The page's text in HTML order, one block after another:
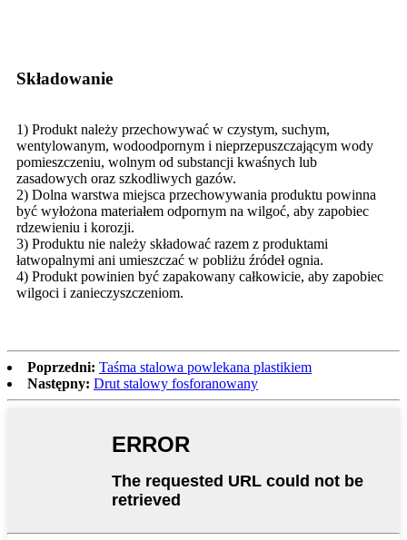
Składowanie
1) Produkt należy przechowywać w czystym, suchym,
wentylowanym, wodoodpornym i nieprzepuszczającym wody
pomieszczeniu, wolnym od substancji kwaśnych lub
zasadowych oraz szkodliwych gazów.
2) Dolna warstwa miejsca przechowywania produktu powinna
być wyłożona materiałem odpornym na wilgoć, aby zapobiec
rdzewieniu i korozji.
3) Produktu nie należy składować razem z produktami
łatwopalnymi ani umieszczać w pobliżu źródeł ognia.
4) Produkt powinien być zapakowany całkowicie, aby zapobiec
wilgoci i zanieczyszczeniom.
Poprzedni: Taśma stalowa powlekana plastikiem
Następny: Drut stalowy fosforanowany